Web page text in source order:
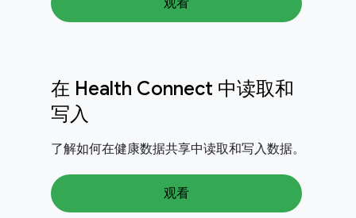
在 Health Connect 中读取和
写入
了解如何在健康数据共享中读取和写入数据。
观看